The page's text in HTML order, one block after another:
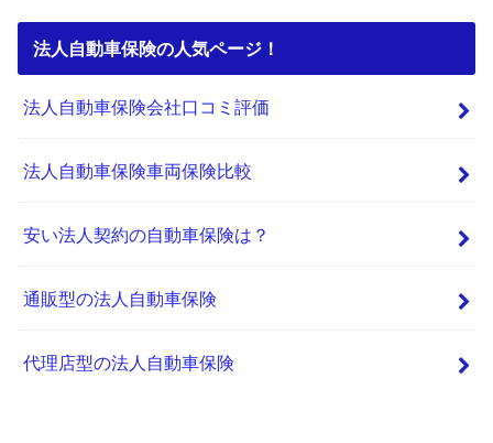
法人自動車保険の人気ページ！
法人自動車保険会社口コミ評価
法人自動車保険車両保険比較
安い法人契約の自動車保険は？
通販型の法人自動車保険
代理店型の法人自動車保険